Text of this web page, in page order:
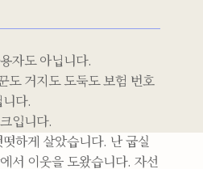
자도 아닙니다.
도 거지도 도둑도 보험 번호
다.
입니다.
하게 살았습니다. 난 굽실
서 이웃을 도왔습니다. 자선